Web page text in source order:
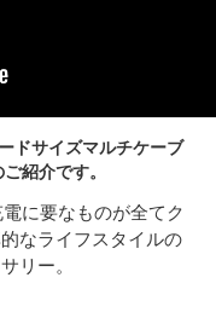
ドサイズマルチケーブ
紹介です。
に要なものが全てク
なライフスタイルの
リー。